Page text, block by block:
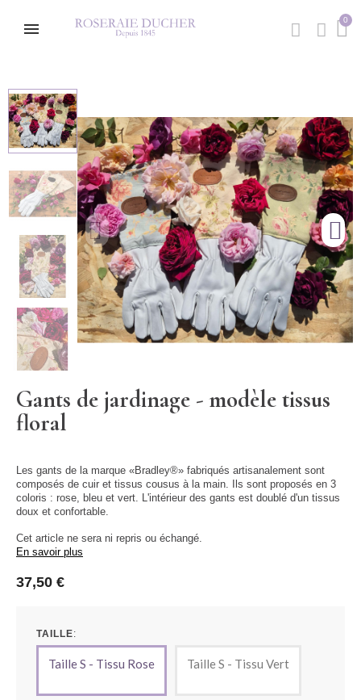
Gants de jardinage - modèle tissus
floral
Les gants de la marque «Bradley®» fabriqués artisanalement sont
composés de cuir et tissus cousus à la main. Ils sont proposés en 3
coloris : rose, bleu et vert. L'intérieur des gants est doublé d'un tissus
doux et confortable.
Cet article ne sera ni repris ou échangé.
En savoir plus
37,50 €
TAILLE
Taille S - Tissu Rose Taille S - Tissu Vert